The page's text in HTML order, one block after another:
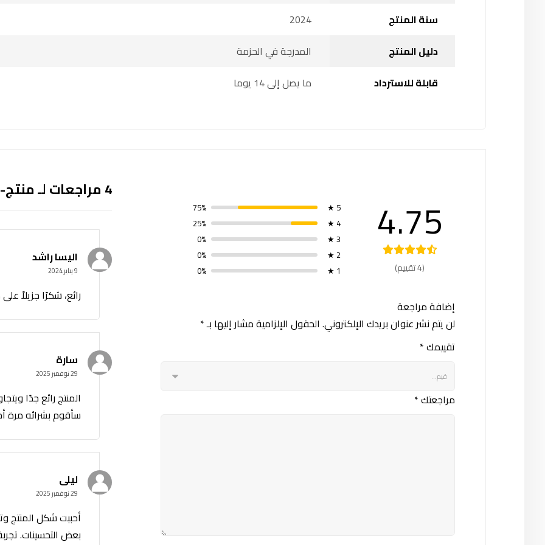
سنة المنتج
2024
دليل المنتج
المدرجة في الحزمة
قابلة للاسترداد
ما يصل إلى 14 يوما
4 مراجعات لـ
الیسا راشد
9 يناير 2024
رائع، شكرًا جزيلاً
سارة
29 نوفمبر 2025
المنتج رائع جدًا
سأقوم بشرائه مرة
ليلى
29 نوفمبر 2025
أحببت شكل المنتج
بعض التحسينات.
4.75
(4 تقييم)
5 ★
75%
4 ★
25%
3 ★
0%
2 ★
0%
1 ★
0%
إضافة مراجعة
لن يتم نشر عنوان بريدك الإلكتروني. الحقول الإلزامية مشار إليها بـ*
تقييمك*
مراجعتك*